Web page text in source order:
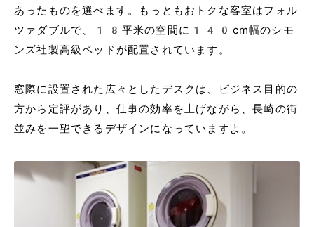
あったものを選べます。もっともおトクな客室はフォル
ツァダブルで、18平米の空間に140cm幅のシモ
ンズ社製高級ベッドが配置されています。
窓際に設置された広々としたデスクは、ビジネス目的の
方から定評があり、仕事の効率を上げながら、長崎の街
並みを一望できるデザインになっていますよ。